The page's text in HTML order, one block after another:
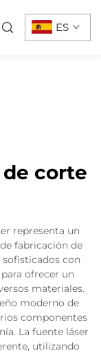
ES
corte
representa un
fabricación de
con
ofrecer un
materiales.
moderno de
componentes
La fuente láser
utilizando